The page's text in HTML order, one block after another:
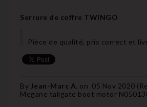
Serrure de coffre TWINGO
Pièce de qualité, prix correct et
By Jean-Marc A. on 05 Nov 2020 (
Megane tailgate boot motor